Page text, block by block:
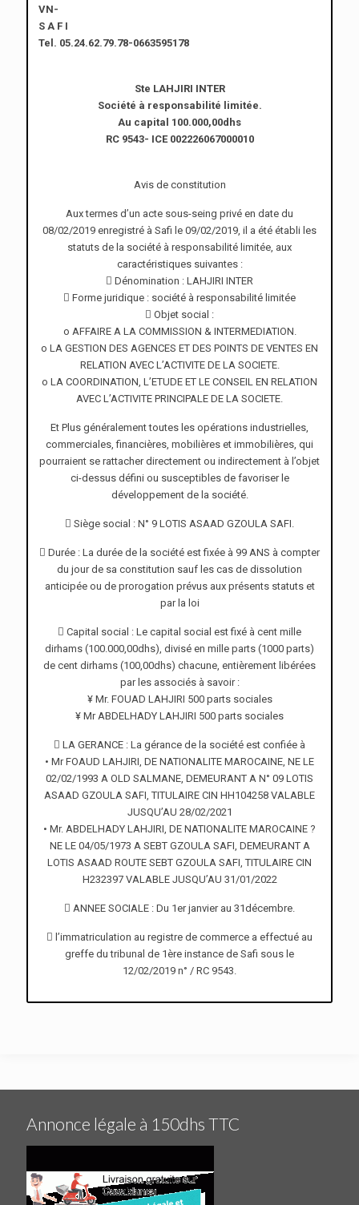
VN-
S A F I
Tel. 05.24.62.79.78-0663595178
Ste LAHJIRI INTER
Société à responsabilité limitée.
Au capital 100.000,00dhs
RC 9543- ICE 002226067000010
Avis de constitution
Aux termes d’un acte sous-seing privé en date du
08/02/2019 enregistré à Safi le 09/02/2019, il a été établi les
statuts de la société à responsabilité limitée, aux
caractéristiques suivantes :
 Dénomination : LAHJIRI INTER
 Forme juridique : société à responsabilité limitée
 Objet social :
o AFFAIRE A LA COMMISSION & INTERMEDIATION.
o LA GESTION DES AGENCES ET DES POINTS DE VENTES EN
RELATION AVEC L’ACTIVITE DE LA SOCIETE.
o LA COORDINATION, L’ETUDE ET LE CONSEIL EN RELATION
AVEC L’ACTIVITE PRINCIPALE DE LA SOCIETE.
Et Plus généralement toutes les opérations industrielles,
commerciales, financières, mobilières et immobilières, qui
pourraient se rattacher directement ou indirectement à l’objet
ci-dessus défini ou susceptibles de favoriser le
développement de la société.
 Siège social : N° 9 LOTIS ASAAD GZOULA SAFI.
 Durée : La durée de la société est fixée à 99 ANS à compter
du jour de sa constitution sauf les cas de dissolution
anticipée ou de prorogation prévus aux présents statuts et
par la loi
 Capital social : Le capital social est fixé à cent mille
dirhams (100.000,00dhs), divisé en mille parts (1000 parts)
de cent dirhams (100,00dhs) chacune, entièrement libérées
par les associés à savoir :
¥ Mr. FOUAD LAHJIRI 500 parts sociales
¥ Mr ABDELHADY LAHJIRI 500 parts sociales
 LA GERANCE : La gérance de la société est confiée à
• Mr FOAUD LAHJIRI, DE NATIONALITE MAROCAINE, NE LE
02/02/1993 A OLD SALMANE, DEMEURANT A N° 09 LOTIS
ASAAD GZOULA SAFI, TITULAIRE CIN HH104258 VALABLE
JUSQU’AU 28/02/2021
• Mr. ABDELHADY LAHJIRI, DE NATIONALITE MAROCAINE ?
NE LE 04/05/1973 A SEBT GZOULA SAFI, DEMEURANT A
LOTIS ASAAD ROUTE SEBT GZOULA SAFI, TITULAIRE CIN
H232397 VALABLE JUSQU’AU 31/01/2022
 ANNEE SOCIALE : Du 1er janvier au 31décembre.
 l’immatriculation au registre de commerce a effectué au
greffe du tribunal de 1ère instance de Safi sous le
12/02/2019 n° / RC 9543.
Annonce légale à 150dhs TTC